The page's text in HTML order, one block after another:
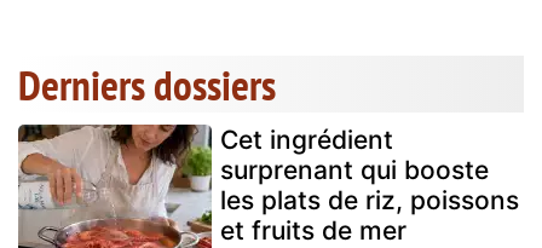
Derniers dossiers
Cet ingrédient
surprenant qui booste
les plats de riz, poissons
et fruits de mer